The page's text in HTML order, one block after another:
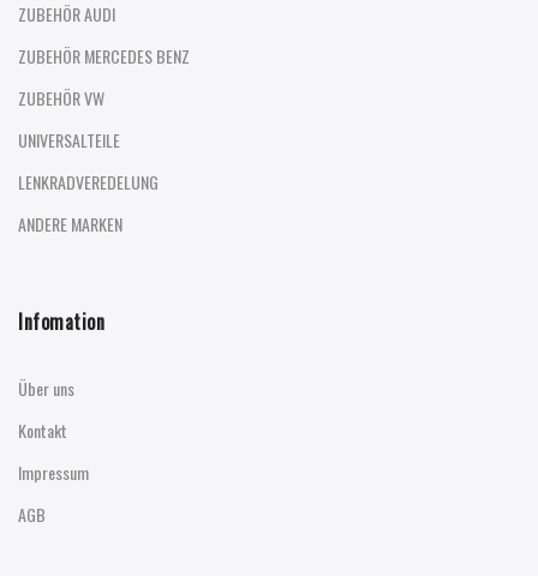
ZUBEHÖR AUDI
ZUBEHÖR MERCEDES BENZ
ZUBEHÖR VW
UNIVERSALTEILE
LENKRADVEREDELUNG
ANDERE MARKEN
Infomation
Über uns
Kontakt
Impressum
AGB